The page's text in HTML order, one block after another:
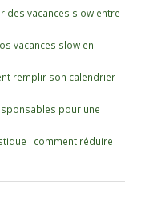
des vacances slow entre
vacances slow en
remplir son calendrier
pour une
: comment réduire